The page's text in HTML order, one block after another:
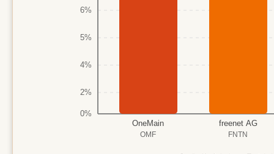
6%
5%
4%
2%
0%
OneMain
OMF
freenet AG
FNTN